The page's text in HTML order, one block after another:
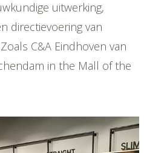
uitwerking,
directievoering van
C&A Eindhoven van
in the Mall of the